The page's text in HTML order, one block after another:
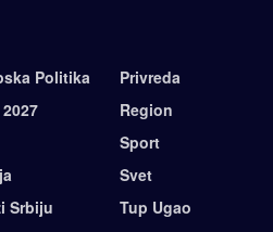
Politika
Srbiju
Privreda
Region
Sport
Svet
Tup Ugao